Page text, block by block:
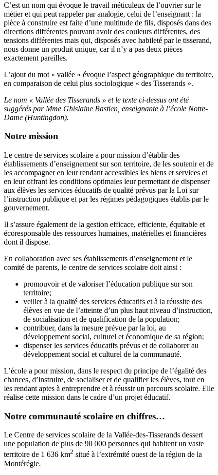
C’est un nom qui évoque le travail méticuleux de l’ouvrier sur le
métier et qui peut rappeler par analogie, celui de l’enseignant : la
pièce à construire est faite d’une multitude de fils, disposés dans des
directions différentes pouvant avoir des couleurs différentes, des
tensions différentes mais qui, disposés avec habileté par le tisserand,
nous donne un produit unique, car il n’y a pas deux pièces
exactement pareilles.
L’ajout du mot « vallée » évoque l’aspect géographique du territoire,
en comparaison de celui plus sociologique « des Tisserands ».
Le nom « Vallée des Tisserands » et le texte ci-dessus ont été
suggérés par Mme Ghislaine Bastien, enseignante à l’école Notre-
Dame (Huntingdon).
Notre mission
Le centre de services scolaire a pour mission d’établir des
établissements d’enseignement sur son territoire, de les soutenir et de
les accompagner en leur rendant accessibles les biens et services et
en leur offrant les conditions optimales leur permettant de dispenser
aux élèves les services éducatifs de qualité prévus par la Loi sur
l’instruction publique et par les régimes pédagogiques établis par le
gouvernement.
Il s’assure également de la gestion efficace, efficiente, équitable et
écoresponsable des ressources humaines, matérielles et financières
dont il dispose.
En collaboration avec ses établissements d’enseignement et le
comité de parents, le centre de services scolaire doit ainsi :
promouvoir et de valoriser l’éducation publique sur son
territoire;
veiller à la qualité des services éducatifs et à la réussite des
élèves en vue de l’atteinte d’un plus haut niveau d’instruction,
de socialisation et de qualification de la population;
contribuer, dans la mesure prévue par la loi, au
développement social, culturel et économique de sa région;
dispenser les services éducatifs prévus et de collaborer au
développement social et culturel de la communauté.
L’école a pour mission, dans le respect du principe de l’égalité des
chances, d’instruire, de socialiser et de qualifier les élèves, tout en
les rendant aptes à entreprendre et à réussir un parcours scolaire. Elle
réalise cette mission dans le cadre d’un projet éducatif.
Notre communauté scolaire en chiffres…
Le Centre de services scolaire de la Vallée-des-Tisserands dessert
une population de plus de 90 000 personnes qui habitent un vaste
territoire de 1 636 km2 situé à l’extrémité ouest de la région de la
Montérégie.